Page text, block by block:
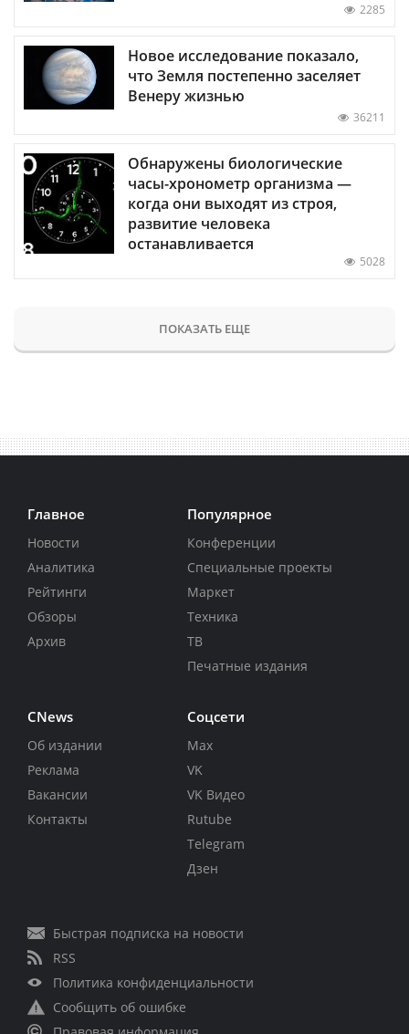
2285
Новое исследование показало,
что Земля постепенно заселяет
Венеру жизнью
36211
Обнаружены биологические
часы-хронометр организма —
когда они выходят из строя,
развитие человека
останавливается
5028
ПОКАЗАТЬ ЕЩЕ
Главное
Новости
Аналитика
Рейтинги
Обзоры
Архив
Популярное
Конференции
Специальные проекты
Маркет
Техника
ТВ
Печатные издания
CNews
Об издании
Реклама
Вакансии
Контакты
Соцсети
Max
VK
VK Видео
Rutube
Telegram
Дзен
Быстрая подписка на новости
RSS
Политика конфиденциальности
Сообщить об ошибке